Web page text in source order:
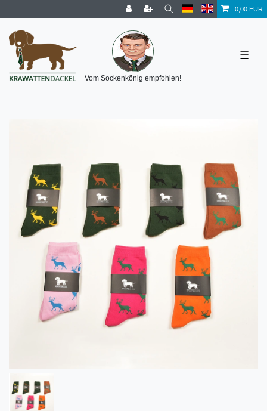
0,00 EUR
Vom Sockenkönig empfohlen!
☰